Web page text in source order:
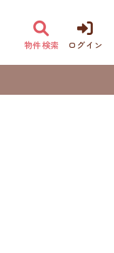
物件検索 ログイン